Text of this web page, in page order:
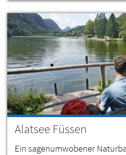
Alatsee Füssen
Ein sagenumwobener